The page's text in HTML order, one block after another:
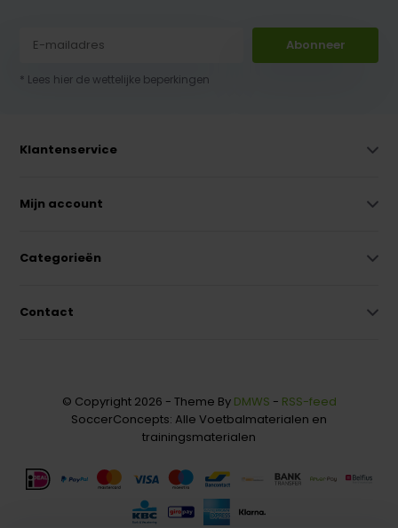
Abonneer
* Lees hier de wettelijke beperkingen
Klantenservice
Mijn account
Categorieën
Contact
© Copyright 2026 - Theme By DMWS - RSS-feed
SoccerConcepts: Alle Voetbalmaterialen en
trainingsmaterialen